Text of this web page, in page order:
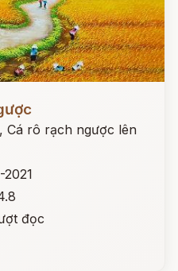
Cá rô rạch ngược lên
2021
đọc